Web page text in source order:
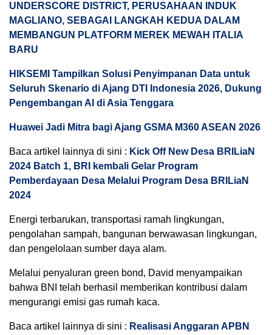
UNDERSCORE DISTRICT, PERUSAHAAN INDUK
MAGLIANO, SEBAGAI LANGKAH KEDUA DALAM
MEMBANGUN PLATFORM MEREK MEWAH ITALIA
BARU
HIKSEMI Tampilkan Solusi Penyimpanan Data untuk
Seluruh Skenario di Ajang DTI Indonesia 2026, Dukung
Pengembangan AI di Asia Tenggara
Huawei Jadi Mitra bagi Ajang GSMA M360 ASEAN 2026
Baca artikel lainnya di sini : Kick Off New Desa BRILiaN
2024 Batch 1, BRI kembali Gelar Program
Pemberdayaan Desa Melalui Program Desa BRILiaN
2024
Energi terbarukan, transportasi ramah lingkungan,
pengolahan sampah, bangunan berwawasan lingkungan,
dan pengelolaan sumber daya alam.
Melalui penyaluran green bond, David menyampaikan
bahwa BNI telah berhasil memberikan kontribusi dalam
mengurangi emisi gas rumah kaca.
Baca artikel lainnya di sini : Realisasi Anggaran APBN